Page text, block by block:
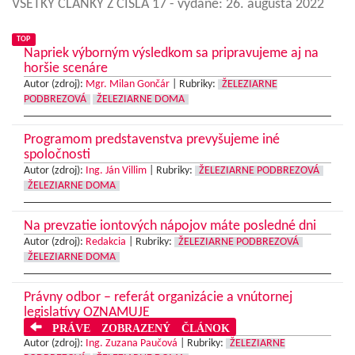
VŠETKY ČLÁNKY Z ČÍSLA 17 - vydané: 26. augusta 2022
TOP
Napriek výborným výsledkom sa pripravujeme aj na
horšie scenáre
Autor (zdroj): Mgr. Milan Gončár Rubriky:
ŽELEZIARNE
PODBREZOVÁ
ŽELEZIARNE DOMA
Programom predstavenstva prevyšujeme iné
spoločnosti
Autor (zdroj): Ing. Ján Villim Rubriky:
ŽELEZIARNE PODBREZOVÁ
ŽELEZIARNE DOMA
Na prevzatie iontových nápojov máte posledné dni
Autor (zdroj): Redakcia Rubriky:
ŽELEZIARNE PODBREZOVÁ
ŽELEZIARNE DOMA
Právny odbor – referát organizácie a vnútornej
legislatívy OZNAMUJE
PRÁVE ZOBRAZENÝ ČLÁNOK
Autor (zdroj): Ing. Zuzana Paučová Rubriky:
ŽELEZIARNE